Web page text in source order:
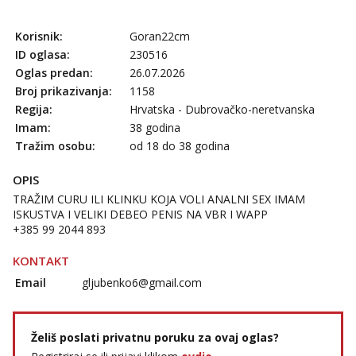
Čekam tvoj poziv!
tel:0,93€ - mob:1,12€ min
Razgovaram :)
064/677-677 - Kod: #136
Liliana
Razgovaram :)
Razgovaram :)
Tel: 064/677-677- Kod: #119
tel:0,93€ - mob:1,12€ min
Korisnik:
Goran22cm
ID oglasa:
230516
Oglas predan:
26.07.2026
Broj prikazivanja:
1158
Regija:
Hrvatska - Dubrovačko-neretvanska
Imam:
38 godina
Tražim osobu:
od 18 do 38 godina
OPIS
TRAŽIM CURU ILI KLINKU KOJA VOLI ANALNI SEX IMAM
ISKUSTVA I VELIKI DEBEO PENIS NA VBR I WAPP
+385 99 2044 893
KONTAKT
Email gljubenko6@gmail.com
Želiš poslati privatnu poruku za ovaj oglas?